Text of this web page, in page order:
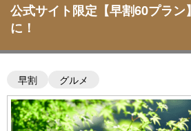
公式サイト限定【早割60プラ
に！
早割 グルメ